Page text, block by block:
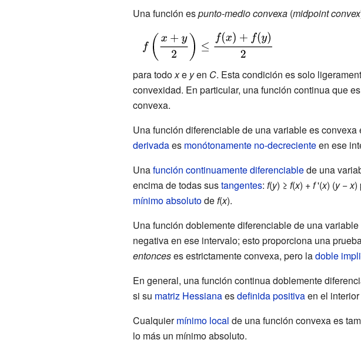
Una función espunto-medio convexa(midpoint convex
{\displaystyle
f\left({\frac
{x+y}
{2}}\right)\leq
para todoxe yen C. Esta condición es solo
convexidad. En particular, una función continua que
convexa.
Una función diferenciable de una variable es
derivadaes monótonamente no-decrecienteen ese
Unafunción continuamente diferenciablede una
encima de todas sustangentes: f(y) ≥ f(x) + f'(x) (y−x)
mínimo absolutode f(x).
Una función doblemente diferenciable de una
negativa en ese intervalo; esto proporciona una
entonceses estrictamente convexa, pero ladoble
En general, una función continua doblemente
si su matriz Hessianaesdefinida positivaen el interior
Cualquiermínimo local de una función convexa es
lo más un mínimo absoluto.